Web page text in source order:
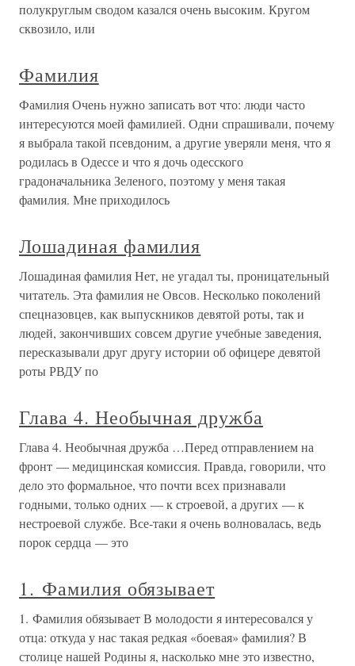
полукруглым сводом казался очень высоким. Кругом
сквозило, или
Фамилия
Фамилия Очень нужно записать вот что: люди часто
интересуются моей фамилией. Одни спрашивали, почему
я выбрала такой псевдоним, а другие уверяли меня, что я
родилась в Одессе и что я дочь одесского
градоначальника Зеленого, поэтому у меня такая
фамилия. Мне приходилось
Лошадиная фамилия
Лошадиная фамилия Нет, не угадал ты, проницательный
читатель. Эта фамилия не Овсов. Несколько поколений
спецназовцев, как выпускников девятой роты, так и
людей, закончивших совсем другие учебные заведения,
пересказывали друг другу истории об офицере девятой
роты РВДУ по
Глава 4. Необычная дружба
Глава 4. Необычная дружба …Перед отправлением на
фронт — медицинская комиссия. Правда, говорили, что
дело это формальное, что почти всех признавали
годными, только одних — к строевой, а других — к
нестроевой службе. Все-таки я очень волновалась, ведь
порок сердца — это
1. Фамилия обязывает
1. Фамилия обязывает В молодости я интересовался у
отца: откуда у нас такая редкая «боевая» фамилия? В
столице нашей Родины я, насколько мне это известно,